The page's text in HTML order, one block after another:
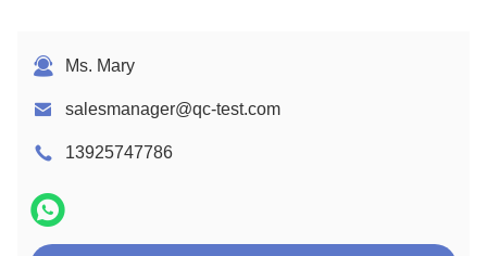
Ms. Mary
salesmanager@qc-test.com
13925747786